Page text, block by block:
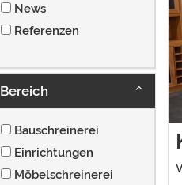
News
Referenzen
Bereich
Bauschreinerei
Einrichtungen
Möbelschreinerei